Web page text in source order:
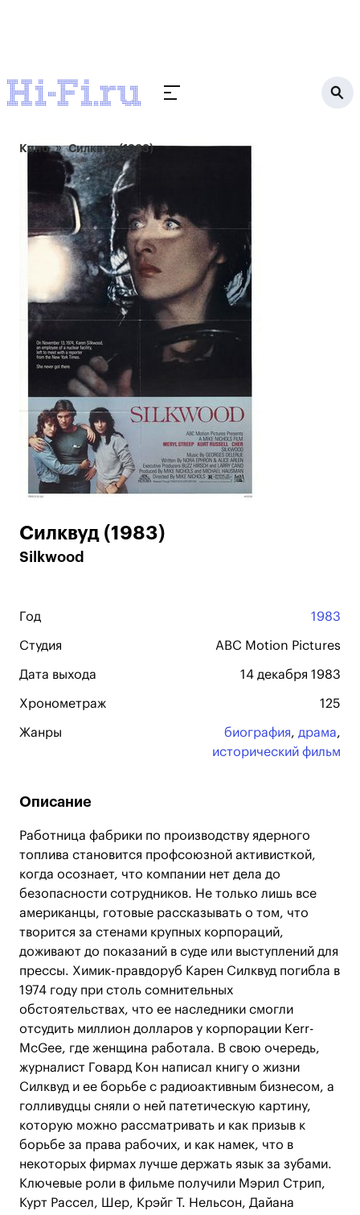
Кино Силквуд (1983)
Силквуд (1983)
Silkwood
Год 1983
Студия ABC Motion Pictures
Дата выхода 14 декабря 1983
Хронометраж 125
Жанры биография, драма,
исторический фильм
Описание
Работница фабрики по производству ядерного
топлива становится профсоюзной активисткой,
когда осознает, что компании нет дела до
безопасности сотрудников. Не только лишь все
американцы, готовые рассказывать о том, что
творится за стенами крупных корпораций,
доживают до показаний в суде или выступлений для
прессы. Химик-правдоруб Карен Силквуд погибла в
1974 году при столь сомнительных
обстоятельствах, что ее наследники смогли
отсудить миллион долларов у корпорации Kerr-
McGee, где женщина работала. В свою очередь,
журналист Говард Кон написал книгу о жизни
Силквуд и ее борьбе с радиоактивным бизнесом, а
голливудцы сняли о ней патетическую картину,
которую можно рассматривать и как призыв к
борьбе за права рабочих, и как намек, что в
некоторых фирмах лучше держать язык за зубами.
Ключевые роли в фильме получили Мэрил Стрип,
Курт Рассел, Шер, Крэйг Т. Нельсон, Дайана